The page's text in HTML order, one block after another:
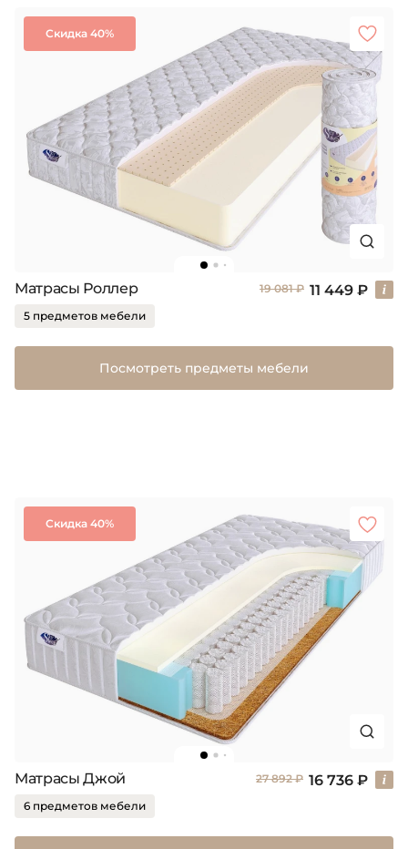
Скидка 40%
Матрасы Роллер 19 081 ₽ 11 449 ₽
5 предметов мебели
Посмотреть предметы мебели
Скидка 40%
Матрасы Джой 27 892 ₽ 16 736 ₽
6 предметов мебели